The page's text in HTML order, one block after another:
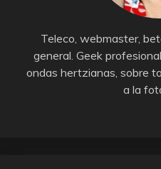
Teleco, webmaster,
general. Geek
ondas hertzianas, sobre
a la